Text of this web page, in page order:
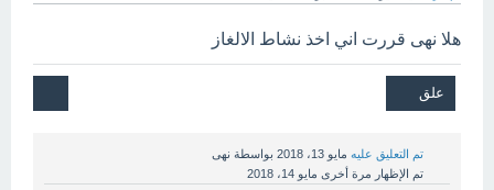
هلا نهى قررت اني اخذ نشاط الالغاز
تم التعليق عليه مايو 13، 2018 بواسطة نهى
تم الإظهار مرة أخرى مايو 14، 2018